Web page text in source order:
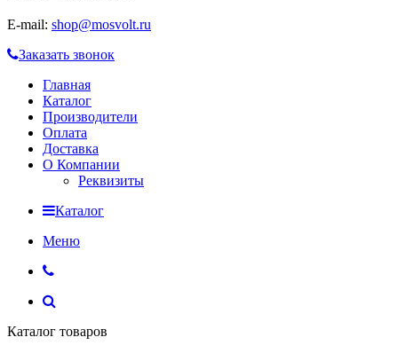
E-mail: shop@mosvolt.ru
Заказать звонок
Главная
Каталог
Производители
Оплата
Доставка
О Компании
Реквизиты
Каталог
Меню
Каталог товаров